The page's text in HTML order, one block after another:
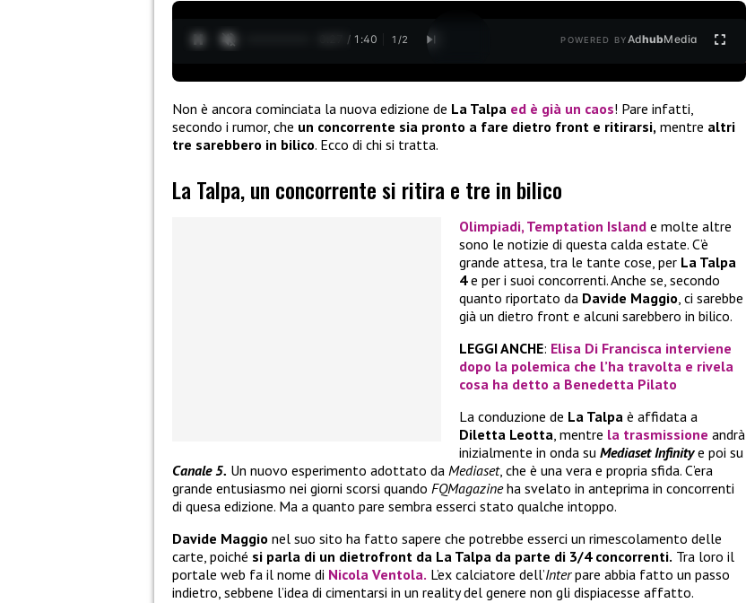
0:28 / 1:40 1 /2 POWERED BYAdhubMedia
Non è ancora cominciata la nuova edizione de La Talpa ed è già un caos! Pare infatti,
secondo i rumor, che un concorrente sia pronto a fare dietro front e ritirarsi, mentre altri
tre sarebbero in bilico. Ecco di chi si tratta.
La Talpa, un concorrente si ritira e tre in bilico
Olimpiadi,Temptation Island e molte altre
sono le notizie di questa calda estate. C’è
grande attesa, tra le tante cose, per La Talpa
4e per i suoi concorrenti. Anche se, secondo
quanto riportato da Davide Maggio, ci sarebbe
già un dietro front e alcuni sarebbero in bilico.
LEGGI ANCHE: Elisa Di Francisca interviene
dopo la polemica che l’ha travolta e rivela
cosa ha detto a Benedetta Pilato
La conduzione de La Talpa è affidata a
Diletta Leotta, mentre la trasmissione andrà
inizialmente in onda su Mediaset Infinitye poi su
Canale 5. Un nuovo esperimento adottato da Mediaset, che è una vera e propria sfida. C’era
grande entusiasmo nei giorni scorsi quando FQMagazineha svelato in anteprima in concorrenti
di quesa edizione. Ma a quanto pare sembra esserci stato qualche intoppo.
Davide Maggio nel suo sito ha fatto sapere che potrebbe esserci un rimescolamento delle
carte, poiché si parla di un dietrofront da La Talpa da parte di 3/4 concorrenti. Tra loro il
portale web fa il nome di Nicola Ventola. L’ex calciatore dell’Interpare abbia fatto un passo
indietro, sebbene l’idea di cimentarsi in un reality del genere non gli dispiacesse affatto.